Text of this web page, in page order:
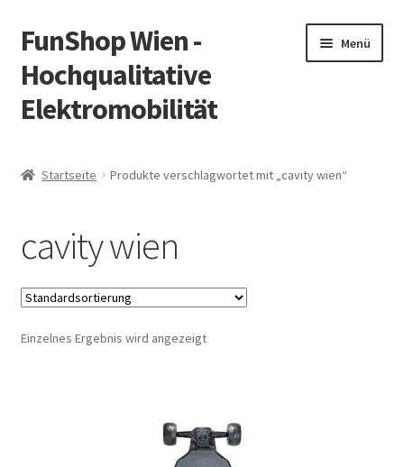
Zur
Navigation
springen
Zum
Inhalt
springen
FunShop Wien -
Hochqualitative
Elektromobilität
Menü
Vorsicht Internetbetrug
Über FunShop
Impressum
Startseite Produkte verschlagwortet mit „cavity wien“
cavity wien
Einzelnes Ergebnis wird angezeigt